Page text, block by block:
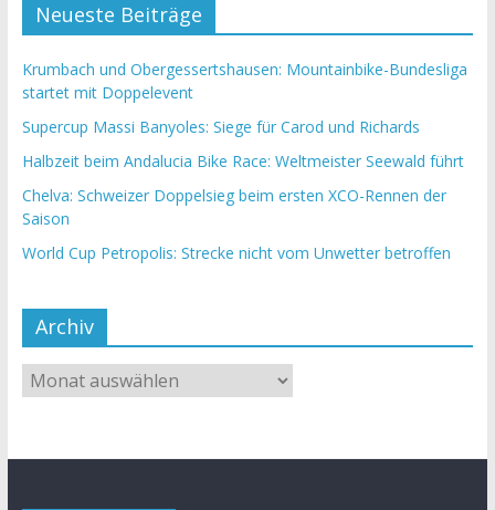
Neueste Beiträge
Krumbach und Obergessertshausen: Mountainbike-Bundesliga
startet mit Doppelevent
Supercup Massi Banyoles: Siege für Carod und Richards
Halbzeit beim Andalucia Bike Race: Weltmeister Seewald führt
Chelva: Schweizer Doppelsieg beim ersten XCO-Rennen der
Saison
World Cup Petropolis: Strecke nicht vom Unwetter betroffen
Archiv